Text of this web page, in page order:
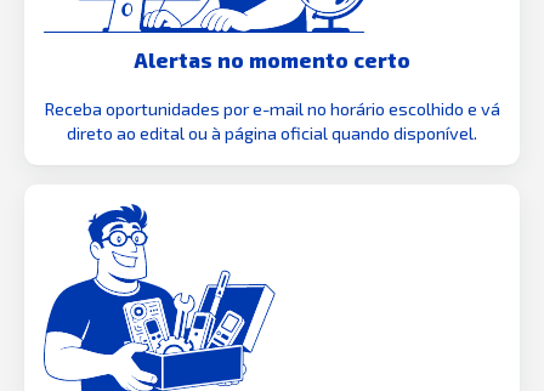
Alertas no momento certo
Receba oportunidades por e-mail no horário escolhido e vá
direto ao edital ou à página oficial quando disponível.